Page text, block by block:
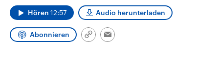
Hören 12:57 Audio herunterladen
Abonnieren
Link
Email